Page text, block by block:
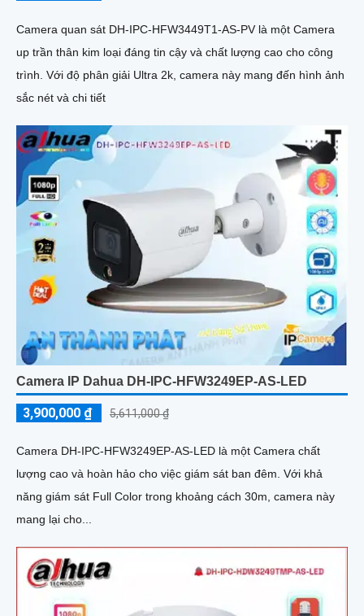
Camera quan sát DH-IPC-HFW3449T1-AS-PV là một Camera
up trần thân kim loại đáng tin cậy và chất lượng cao cho công
trình. Với độ phân giải Ultra 2k, camera này mang đến hình ảnh
sắc nét và chi tiết
Camera IP Dahua DH-IPC-HFW3249EP-AS-LED
3,900,000 ₫ 5,611,000 ₫
Camera DH-IPC-HFW3249EP-AS-LED là một Camera chất
lượng cao và hoàn hảo cho việc giám sát ban đêm. Với khả
năng giám sát Full Color trong khoảng cách 30m, camera này
mang lại cho...